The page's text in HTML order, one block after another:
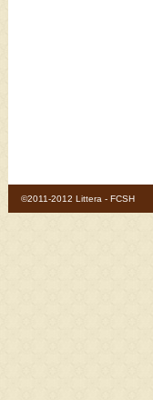
©2011-2012 Littera - FCSH